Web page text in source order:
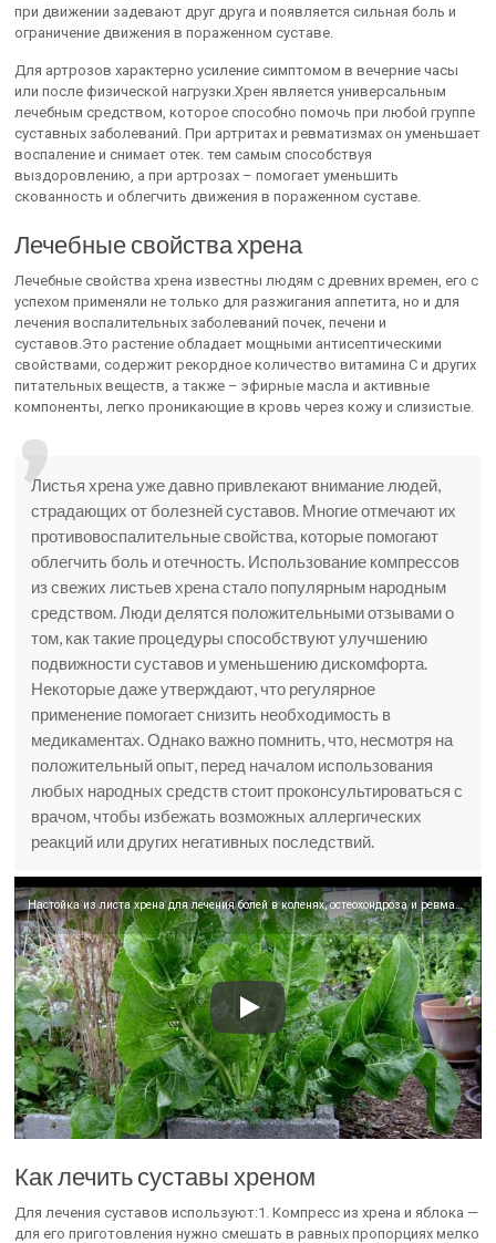
при движении задевают друг друга и появляется сильная боль и
ограничение движения в пораженном суставе.
Для артрозов характерно усиление симптомом в вечерние часы
или после физической нагрузки.Хрен является универсальным
лечебным средством, которое способно помочь при любой группе
суставных заболеваний. При артритах и ревматизмах он уменьшает
воспаление и снимает отек. тем самым способствуя
выздоровлению, а при артрозах – помогает уменьшить
скованность и облегчить движения в пораженном суставе.
Лечебные свойства хрена
Лечебные свойства хрена известны людям с древних времен, его с
успехом применяли не только для разжигания аппетита, но и для
лечения воспалительных заболеваний почек, печени и
суставов.Это растение обладает мощными антисептическими
свойствами, содержит рекордное количество витамина С и других
питательных веществ, а также – эфирные масла и активные
компоненты, легко проникающие в кровь через кожу и слизистые.
Листья хрена уже давно привлекают внимание людей,
страдающих от болезней суставов. Многие отмечают их
противовоспалительные свойства, которые помогают
облегчить боль и отечность. Использование компрессов
из свежих листьев хрена стало популярным народным
средством. Люди делятся положительными отзывами о
том, как такие процедуры способствуют улучшению
подвижности суставов и уменьшению дискомфорта.
Некоторые даже утверждают, что регулярное
применение помогает снизить необходимость в
медикаментах. Однако важно помнить, что, несмотря на
положительный опыт, перед началом использования
любых народных средств стоит проконсультироваться с
врачом, чтобы избежать возможных аллергических
реакций или других негативных последствий.
Настойка из листа хрена для лечения болей в коленях, остеохондроза и ревматизма
Как лечить суставы хреном
Для лечения суставов используют:1. Компресс из хрена и яблока —
для его приготовления нужно смешать в равных пропорциях мелко